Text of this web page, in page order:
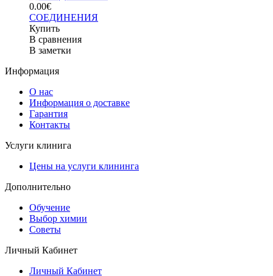
0.00€
СОЕДИНЕНИЯ
Купить
В сравнения
В заметки
Информация
О нас
Информация о доставке
Гарантия
Контакты
Услуги клинига
Цены на услуги клининга
Дополнительно
Обучение
Выбор химии
Советы
Личный Кабинет
Личный Кабинет